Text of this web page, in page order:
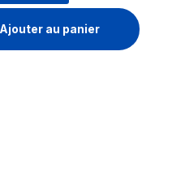
Smart-UPS SMT 1500VA
Ajouter au panier